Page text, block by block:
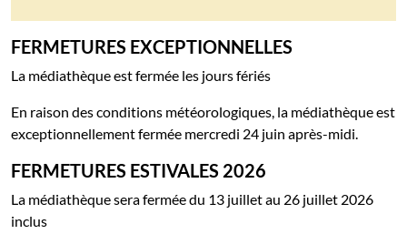
FERMETURES EXCEPTIONNELLES
La médiathèque est fermée les jours fériés
En raison des conditions météorologiques, la médiathèque est
exceptionnellement fermée mercredi 24 juin après-midi.
FERMETURES ESTIVALES 2026
La médiathèque sera fermée du 13 juillet au 26 juillet 2026
inclus